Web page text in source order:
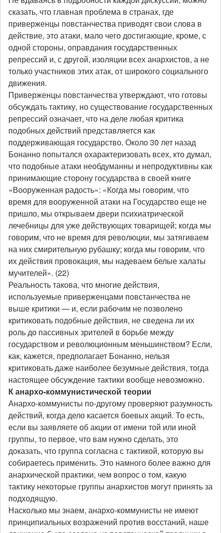
сказать, что главная проблема в странах, где
приверженцы повстанчества приводят свои слова в
действие, это атаки, мало чего достигающие, кроме, с
одной стороны, оправдания государственных
репрессий и, с другой, изоляции всех анархистов, а не
только участников этих атак, от широкого социального
движения.
Приверженцы повстанчества утверждают, что готовы
обсуждать тактику, но существование государственных
репрессий означает, что на деле любая критика
подобных действий представляется как
поддерживающая государство. Около 30 лет назад
Бонанно попытался охарактеризовать всех, кто думал,
что подобные атаки необдуманны и непродуктивны как
принимающие сторону государства в своей книге
«Вооруженная радость»: «Когда мы говорим, что
время для вооруженной атаки на Государство еще не
пришло, мы открываем двери психиатрической
лечебницы для уже действующих товарищей; когда мы
говорим, что не время для революции, мы затягиваем
на них смирительную рубашку; когда мы говорим, что
их действия провокация, мы надеваем белые халаты
мучителей». (22)
Реальность такова, что многие действия,
используемые приверженцами повстанчества не
выше критики — и, если рабочим не позволено
критиковать подобные действия, не сведена ли их
роль до пассивных зрителей в борьбе между
государством и революционным меньшинством? Если,
как, кажется, предполагает Бонанно, нельзя
критиковать даже наиболее безумные действия, тогда
настоящее обсуждение тактики вообще невозможно.
К анархо-коммунистической теории
Анархо-коммунисты по-другому проверяют разумность
действий, когда дело касается боевых акций. То есть,
если вы заявляете об акции от имени той или иной
группы, то первое, что вам нужно сделать, это
доказать, что группа согласна с тактикой, которую вы
собираетесь применить. Это намного более важно для
анархической практики, чем вопрос о том, какую
тактику некоторые группы анархистов могут принять за
подходящую.
Насколько мы знаем, анархо-коммунисты не имеют
принципиальных возражений против восстаний, наше